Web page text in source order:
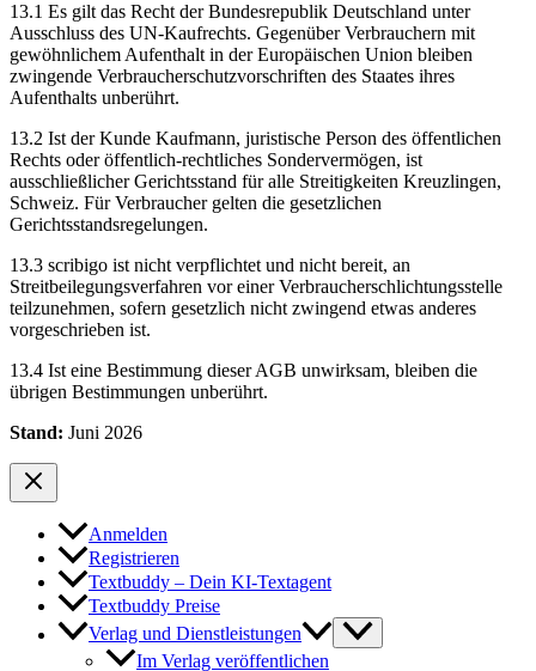
13.1 Es gilt das Recht der Bundesrepublik Deutschland unter
Ausschluss des UN-Kaufrechts. Gegenüber Verbrauchern mit
gewöhnlichem Aufenthalt in der Europäischen Union bleiben
zwingende Verbraucherschutzvorschriften des Staates ihres
Aufenthalts unberührt.
13.2 Ist der Kunde Kaufmann, juristische Person des öffentlichen
Rechts oder öffentlich-rechtliches Sondervermögen, ist
ausschließlicher Gerichtsstand für alle Streitigkeiten Kreuzlingen,
Schweiz. Für Verbraucher gelten die gesetzlichen
Gerichtsstandsregelungen.
13.3 scribigo ist nicht verpflichtet und nicht bereit, an
Streitbeilegungsverfahren vor einer Verbraucherschlichtungsstelle
teilzunehmen, sofern gesetzlich nicht zwingend etwas anderes
vorgeschrieben ist.
13.4 Ist eine Bestimmung dieser AGB unwirksam, bleiben die
übrigen Bestimmungen unberührt.
Stand: Juni 2026
Anmelden
Registrieren
Textbuddy – Dein KI-Textagent
Textbuddy Preise
Verlag und Dienstleistungen
Im Verlag veröffentlichen